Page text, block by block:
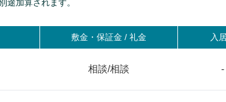
加算されます。
敷金・保証金 / 礼金 入
相談/相談 -